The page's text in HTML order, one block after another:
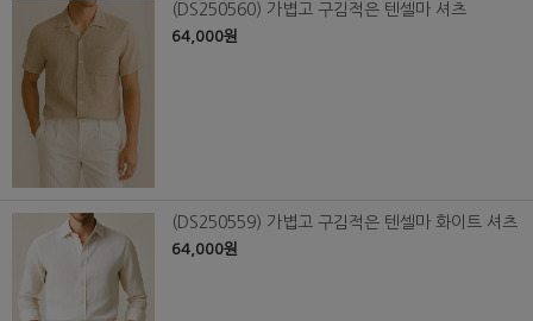
(DS250560) 가볍고 구김적은 텐셀마 셔츠
64,000원
(DS250559) 가볍고 구김적은 텐셀마 화이트 셔츠
64,000원